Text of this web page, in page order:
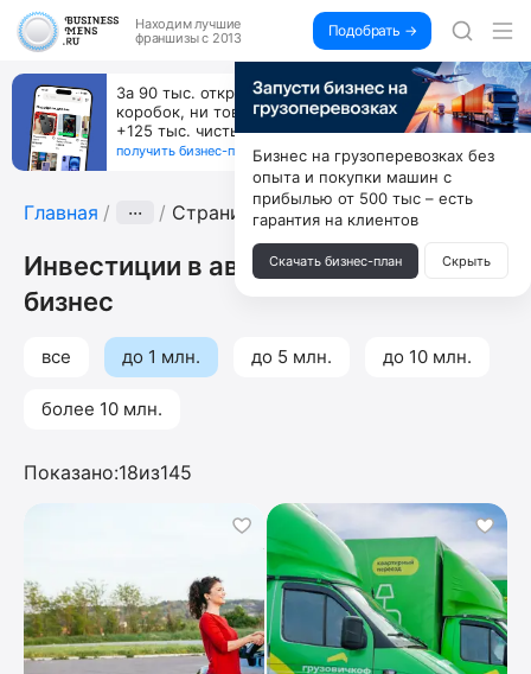
Находим лучшие
франшизы с 2013
Подобрать →
За 90 тыс. открой магазин на Авито, дома ни
коробок, ни товара, ни склада, зато каждый месяц
+125 тыс. чистыми
получить бизнес-план ↓
Главная ··· Страница 3
Инвестиции в автомобильный
бизнес
все до 1 млн. до 5 млн. до 10 млн.
более 10 млн.
Показано:18из145
Бизнес на грузоперевозках без
опыта и покупки машин с
прибылью от 500 тыс – есть
гарантия на клиентов
Скачать бизнес-план Скрыть